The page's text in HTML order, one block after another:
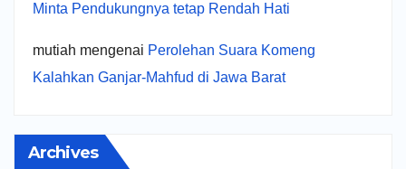
Minta Pendukungnya tetap Rendah Hati
mutiah mengenai Perolehan Suara Komeng
Kalahkan Ganjar-Mahfud di Jawa Barat
Archives